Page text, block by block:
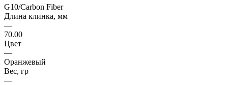
G10/Carbon Fiber
Длина клинка, мм
—
70.00
Цвет
—
Оранжевый
Вес, гр
—